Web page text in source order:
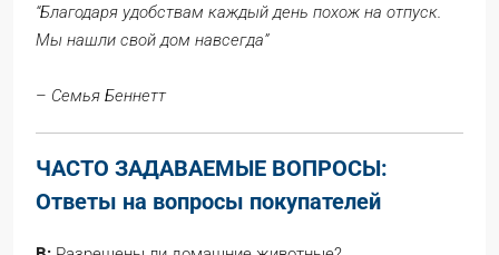
“Благодаря удобствам каждый день похож на отпуск.
Мы нашли свой дом навсегда”
– Семья Беннетт
ЧАСТО ЗАДАВАЕМЫЕ ВОПРОСЫ:
Ответы на вопросы покупателей